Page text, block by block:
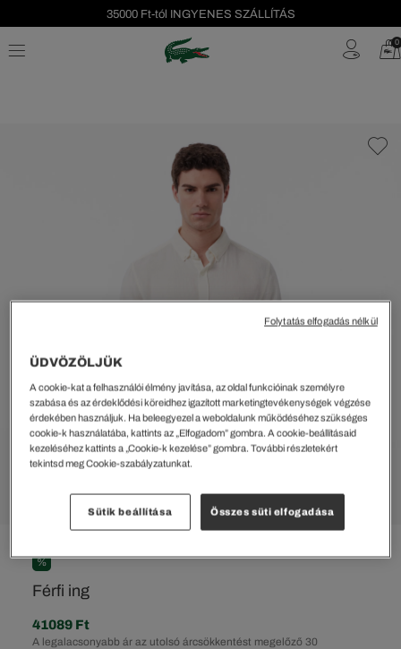
35000 Ft-tól INGYENES SZÁLLÍTÁS
Szezonális leárazás akár -40%! 0
%
Férfi ing
A legalacsonyabb ár az utolsó árcsökkentést megelőző 30
41089 Ft
ÜDVÖZÖLJÜK
A cookie-kat a felhasználói élmény javítása, az oldal funkcióinak személyre
szabása és az érdeklődési köreidhez igazított marketingtevékenységek végzése
érdekében használjuk. Ha beleegyezel a weboldalunk működéséhez szükséges
cookie-k használatába, kattints az „Elfogadom” gombra. A cookie-beállításaid
kezeléséhez kattints a „Cookie-k kezelése” gombra. További részletekért
tekintsd meg Cookie-szabályzatunkat.
Sütik beállítása Összes süti elfogadása
Folytatás elfogadás nélkül